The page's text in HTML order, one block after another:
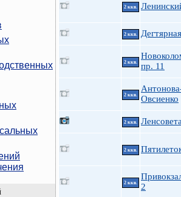
2 ккв.
2 ккв.
2 ккв.
пр. 11
2 ккв.
Овсиенко
2 ккв.
2 ккв.
2 ккв.
2